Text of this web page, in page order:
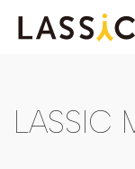
Company
LASSIC